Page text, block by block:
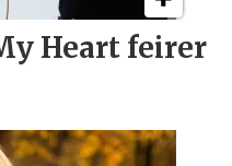
Heart feirer